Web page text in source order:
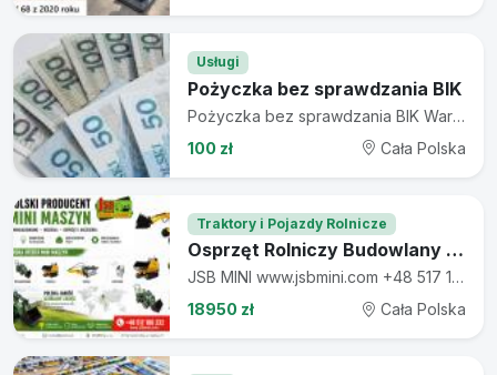
Usługi
Pożyczka bez sprawdzania BIK
Pożyczka bez sprawdzania BIK Warunek otrzymania pożyczki stały udokumentowany dochód- umowa o pracę/ zlecenie, działalność gospodarcza, emerytura/ renta. Maksymalna kwota pożyczki do 100 tyś. Stałe, miesięczne raty- zagwarantowane nie zmienne oprocentowanie w umowie Możliwość sprawdzenia oferty telefonicznie oraz podpisania umowy online Zadzwoń do Naszego doradcy. E-mail: justynakamrowska09@gmail.com Zapraszamy!!!
100 zł
Cała Polska
Traktory i Pojazdy Rolnicze
Osprzęt Rolniczy Budowlany + Koparki Ładowarki Wozidła JSB
JSB MINI www.jsbmini.com +48 517 106 332 Osprzęt Rolniczy Budowlany + Koparki Ładowarki Wozidła POLSKIE JSB MINI Sp. z o.o. – Lider w Produkcji Minimaszyn! KATALOG: https://drive.google.com/file/d/15PLNvONZksHc-lWZe78DVomj8_nT_BiO/view www.jsbmini.com | +48 517 106 332 Ładowarka Koparka Wozidło - NOWE 2026 - Prosto od Producenta JSB POLSKA JAKOŚĆ | INNOWACJA | BEZPIECZEŃSTWO - Europejska produkcja | Certyfikat CE | 12-24 miesiące gwarancji - Nowoczesny design | Trwałość i efektywność - Możliwość testów w siedzibie w Toruniu Produkcja i serwis: JSB MINI Sp. z o.o., 87-100 Toruń, ul. Batorego 61 Skontaktuj się z nami – wycena GRATIS! CENY JUŻ OD 18 950 zł netto za Mini Wozidło! NASZE MINIMASZYNY - MINIŁADOWARKA KOŁOWA MS-L116 JSB – 29 750 PLN netto - MINIŁADOWARKA KOŁOWA PRZEGUBOWA ŁAMANA MS-L116KN JSB – 35 500 PLN netto - MINIKOPARKA GĄSIENICOWA MS-TE113 JSB – 29 750 PLN netto - MINIŁADOWARKA GĄSIENICOWA MS-TL113 JSB – 29 750 PLN netto - MINIŁADOWARKA KOŁOWA Z PROSTYM RAMIENIEM MS-L113FS JSB – 29 750 PLN netto - MINIWOZIDŁO MS-MM113 JSB – 18 950 PLN netto OSPRZĘT – Maksymalna funkcjonalność dla Twojej maszyny! - RAMIĘ KOPIĄCE - MŁOT WYBURZENIOWY-HYDRAULICZNY - WIERTNICA - ŻURAW – RAMIĘ DŹWIGOWE - ŻURAW – RAMIĘ TELESKOPOWE - KOPARKA ŁAŃCUCHOWA DO ROWÓW (TRENCZER) 60/80/90CM - KOSIARKA - ZAMIATARKA - CHWYTAK DO OBORNIKA - CHWYTAK DO BEL SIANA - TRANSPORTER – CHWYTAK DO DONIC - CHWYTAK DO BALI DREWNA - TRANSPORTER – PRZENOŚNIK DO ULI - WIDŁY DO SIANA - WIDŁY DO PALET - PŁUG DO ŚNIEGU 120 cm – HYDRAULICZNY - PODGARNIACZ DO PASZY - MINI RAMIĘ KOPIĄCE - NIWELATOR PODŁOŻA – RÓWNIARKA NIWELACYJNA - ŁYŻKA Z MIESZALNIKIEM – MIESZALNIK DO BETONU I PASZ - ŁYŻKA KOPARKOWA 17, 25, 38, 78 cm - ŁYŻKA ŁADOWARKA 4 W 1 - ŁYŻKO \"KROKODYL\" - GLEBOGRYZARKA – ZWYKŁA / SEPARACYJNA AKCESORIA – Dodatkowe możliwości dla Twojej maszyny! - BŁOTNIKI (KPL.) - GĄSIENICA - HYDROMOTOR - KOŁO STANDARDOWE 5.00-10 - KOŁO SZEROKIE 16x6.5-8 (KPL. 4 SZT.) - OPONA - ROBOCZE OŚWIETLENIE LED - POMPA HYDRAULICZNA JEDNOSEKCYJNA - POMPA HYDRAULICZNA DWUSEKCYJNA - PRZECIWWAGA TYLNE OBCIĄŻENIE 35 KG - SILNIK 10,5 KM DIESEL Lifan / Loncin - SILNIK 13/15/17 KM BENZYNOWY Lifan / Loncin - KOGUT OSTRZEGAWCZY POMARAŃCZOWY - SZYBKOZŁĄCZE KOPARKOWE - ZACZEP KULOWY PRZÓD / TYŁ - ROZBUDOWA MASZYNY DO WERSJI DWUBIEGOWEJ Zadzwoń lub napisz, aby dobrać idealny osprzęt do Twojej maszyny! EBAY:https://www.ebay.pl/str/jsbminicom?mkcid=16&mkevt=1&mkrid=4908-175131-2357-0&ssspo=p2bDbfgqSCm&sssrc=3418065&ssuid=p2bDbfgqSCm&widget_ver=artemis&media=MORE
18950 zł
Cała Polska